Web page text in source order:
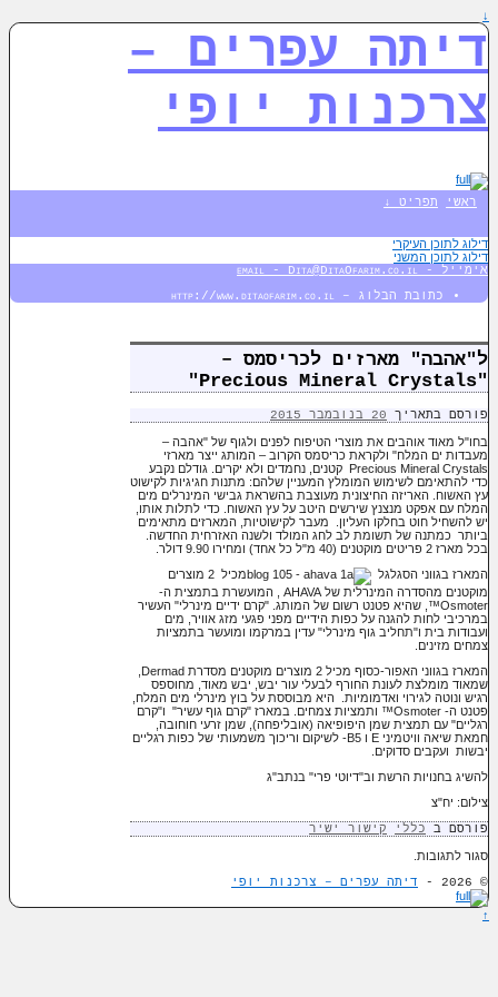
↓
דיתה עפרים –
צרכנות יופי
ראשי תפריט ↓
דילוג לתוכן העיקרי
דילוג לתוכן המשני
אימייל - email - Dita@DitaOfarim.co.il
כתובת הבלוג – http://www.ditaofarim.co.il
ל"אהבה" מארזים לכריסמס –
"Precious Mineral Crystals"
פורסם בתאריך 20 בנובמבר 2015
בחו"ל מאוד אוהבים את מוצרי הטיפוח לפנים ולגוף של "אהבה –
מעבדות ים המלח" ולקראת כריסמס הקרוב – המותג ייצר מארזי
Precious Mineral Crystals קטנים, נחמדים ולא יקרים. גודלם נקבע
כדי להתאימם לשימוש המומלץ המעניין שלהם: מתנות חגיגיות לקישוט
עץ האשוח. האריזה החיצונית מעוצבת בהשראת גבישי המינרלים מים
המלח עם אפקט מנצנץ שירשים היטב על עץ האשוח. כדי לתלות אותו,
יש להשחיל חוט בחלקו העליון. מעבר לקישוטיות, המארזים מתאימים
ביותר כמתנה של תשומת לב לחג המולד ולשנה האזרחית החדשה.
בכל מארז 2 פריטים מוקטנים (40 מ"ל כל אחד) ומחירו 9.90 דולר.
המארז בגווני הסגלגל
מכיל 2 מוצרים
מוקטנים מהסדרה המינרלית של AHAVA , המועשרת בתמצית ה-
Osmoter™, שהיא פטנט רשום של המותג. "קרם ידיים מינרלי" העשיר
במרכיבי לחות להגנה על כפות הידיים מפני פגעי מזג אוויר, מים
ועבודות בית ו"תחליב גוף מינרלי" עדין במרקמו ומועשר בתמציות
צמחים מזינים.
שמאוד מומלצת לעונת החורף לבעלי עור יבש, יבש מאוד, מחוספס
רגיש ונוטה לגירוי ואדמומיות. היא מבוססת על בוץ מינרלי מים המלח,
פטנט ה- Osmoter™ ותמציות צמחים. במארז "קרם גוף עשיר" ו"קרם
רגליים" עם תמצית שמן היפופיאה (אובליפחה), שמן זרעי חוחובה,
חמאת שיאה וויטמיני E ו B5- לשיקום וריכוך משמעותי של כפות רגליים
יבשות ועקבים סדוקים.
להשיג בחנויות הרשת וב"דיוטי פרי" בנתב"ג
צילום: יח"צ
פורסם ב
כללי
קישור ישיר
סגור לתגובות.
© 2026 -
דיתה עפרים – צרכנות יופי
↑